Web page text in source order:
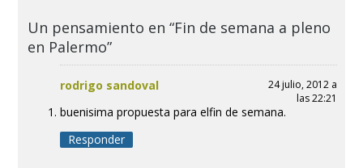
Un pensamiento en “Fin de semana a pleno
en Palermo”
rodrigo sandoval
24 julio, 2012 a
las 22:21
buenisima propuesta para elfin de semana.
Responder